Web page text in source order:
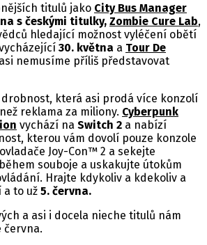
titulů jako City Bus Manager
s českými titulky, Zombie Cure Lab,
hledající možnost vyléčení obětí
30. května a Tour De
nemusíme příliš představovat
drobnost, která asi prodá více konzolí
reklama za miliony. Cyberpunk
vychází na Switch 2 a nabízí
kterou vám dovolí pouze konzole
Joy-Con™ 2 a sekejte
souboje a uskakujte útokům
Hrajte kdykoliv a kdekoliv a
a to už 5. června.
a asi i docela nieche titulů nám
června.